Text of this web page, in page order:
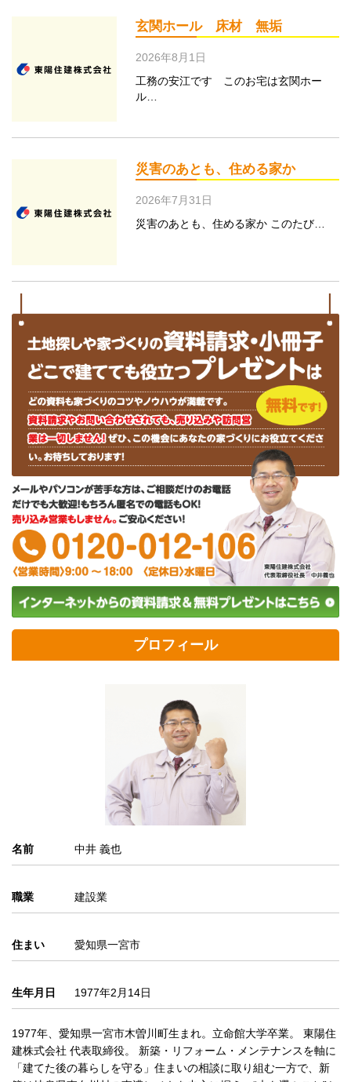
玄関ホール 床材 無垢
2026年8月1日
工務の安江です このお宅は玄関ホー
ル…
災害のあとも、住める家か
2026年7月31日
災害のあとも、住める家か このたび…
プロフィール
名前 中井 義也
職業 建設業
住まい 愛知県一宮市
生年月日 1977年2月14日
1977年、愛知県一宮市木曽川町生まれ。立命館大学卒業。 東陽住
建株式会社 代表取締役。 新築・リフォーム・メンテナンスを軸に
「建てた後の暮らしを守る」住まいの相談に取り組む一方で、新